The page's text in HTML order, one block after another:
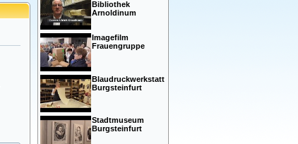
Bibliothek
Arnoldinum
Imagefilm
Frauengruppe
Blaudruckwerkstatt
Burgsteinfurt
Stadtmuseum
Burgsteinfurt